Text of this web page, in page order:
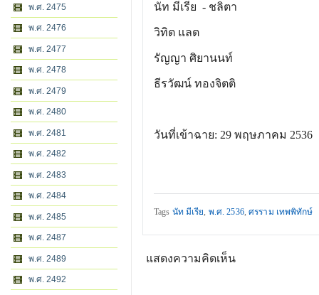
พ.ศ. 2475
พ.ศ. 2476
พ.ศ. 2477
พ.ศ. 2478
พ.ศ. 2479
พ.ศ. 2480
พ.ศ. 2481
พ.ศ. 2482
พ.ศ. 2483
พ.ศ. 2484
พ.ศ. 2485
พ.ศ. 2487
พ.ศ. 2489
พ.ศ. 2492
นัท มีเรีย - ชลิตา
วิทิต แลต
รัญญา ศิยานนท์
ธีรวัฒน์ ทองจิตติ
วันที่เข้าฉาย: 29 พฤษภาคม 2536
Tags นัท มีเรีย, พ.ศ. 2536,ศรราม เทพพิทักษ์
แสดงความคิดเห็น